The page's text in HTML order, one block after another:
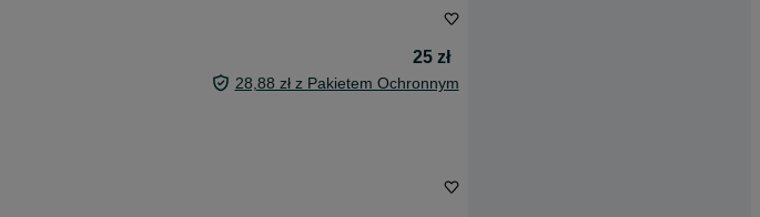
25 zł
28,88 zł z Pakietem Ochronnym